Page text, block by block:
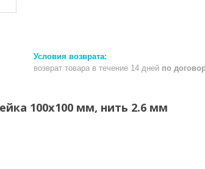
возврат товара в течение 14 дней по
100х100 мм, нить 2.6 мм